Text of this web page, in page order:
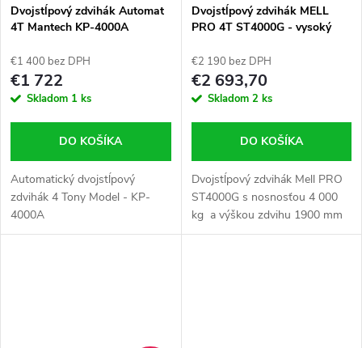
Dvojstĺpový zdvihák Automat
4T Mantech KP-4000A
€1 400 bez DPH
€1 722
Skladom 1 ks
DO KOŠÍKA
Automatický dvojstĺpový
zdvihák 4 Tony Model - KP-
4000A
Dvojstĺpový zdvihák MELL
PRO 4T ST4000G - vysoký
€2 190 bez DPH
€2 693,70
Skladom 2 ks
DO KOŠÍKA
Dvojstĺpový zdvihák Mell PRO
ST4000G s nosnosťou 4 000
kg a výškou zdvihu 1900 mm
Vám umožňuje zdvíhať a